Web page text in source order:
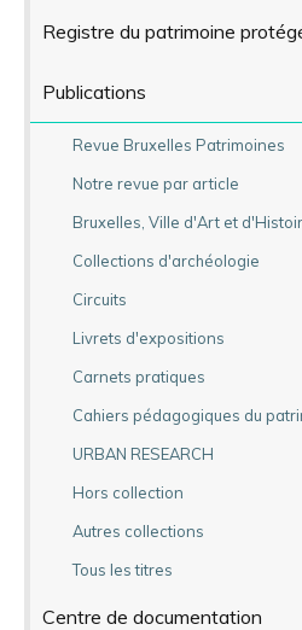
Registre du patrimoine
Publications
Revue Bruxelles Patrimoines
Notre revue par article
Bruxelles, Ville d'Art et
Collections d'archéologie
Circuits
Livrets d'expositions
Carnets pratiques
Cahiers pédagogiques du
URBAN RESEARCH
Hors collection
Autres collections
Tous les titres
Centre de documentation